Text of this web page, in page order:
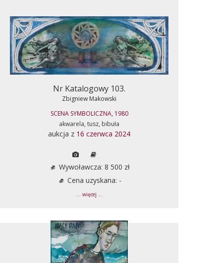
Nr Katalogowy 103.
Zbigniew Makowski
SCENA SYMBOLICZNA, 1980
akwarela, tusz, bibuła
aukcja z 16 czerwca 2024
Wywoławcza: 8 500 zł
Cena uzyskana: -
... więcej ...